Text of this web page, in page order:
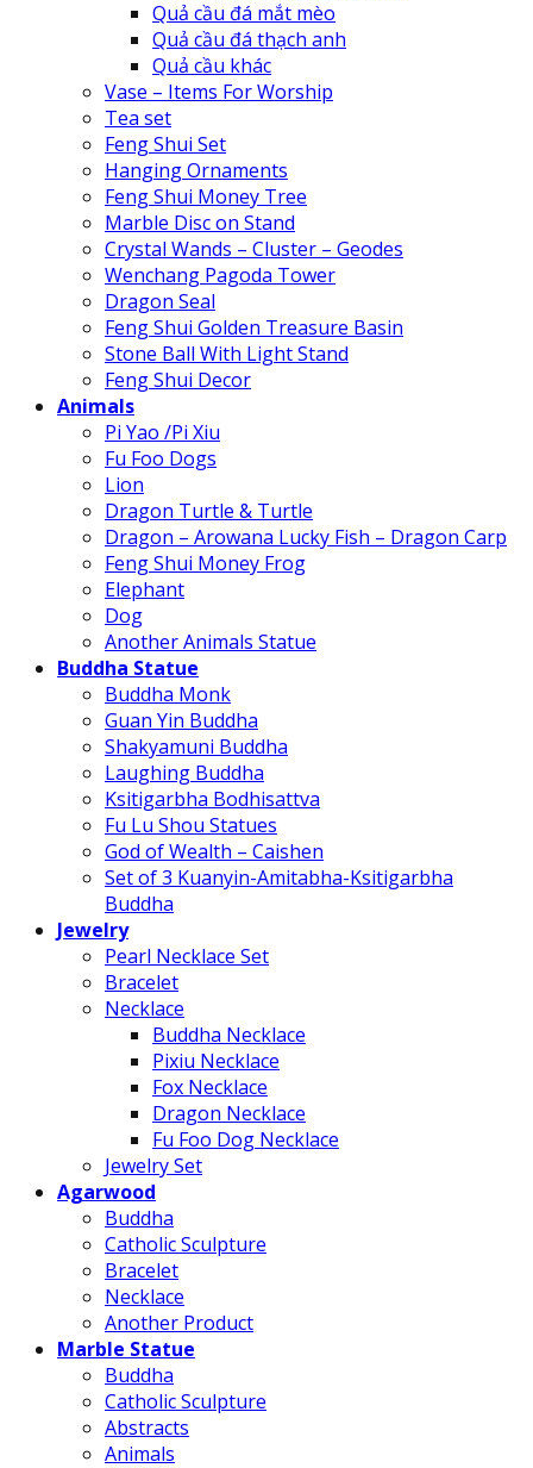
Quả cầu đá mắt mèo
Quả cầu đá thạch anh
Quả cầu khác
Vase – Items For Worship
Tea set
Feng Shui Set
Hanging Ornaments
Feng Shui Money Tree
Marble Disc on Stand
Crystal Wands – Cluster – Geodes
Wenchang Pagoda Tower
Dragon Seal
Feng Shui Golden Treasure Basin
Stone Ball With Light Stand
Feng Shui Decor
Animals
Pi Yao /Pi Xiu
Fu Foo Dogs
Lion
Dragon Turtle & Turtle
Dragon – Arowana Lucky Fish – Dragon Carp
Feng Shui Money Frog
Elephant
Dog
Another Animals Statue
Buddha Statue
Buddha Monk
Guan Yin Buddha
Shakyamuni Buddha
Laughing Buddha
Ksitigarbha Bodhisattva
Fu Lu Shou Statues
God of Wealth – Caishen
Set of 3 Kuanyin-Amitabha-Ksitigarbha
Buddha
Jewelry
Pearl Necklace Set
Bracelet
Necklace
Buddha Necklace
Pixiu Necklace
Fox Necklace
Dragon Necklace
Fu Foo Dog Necklace
Jewelry Set
Agarwood
Buddha
Catholic Sculpture
Bracelet
Necklace
Another Product
Marble Statue
Buddha
Catholic Sculpture
Abstracts
Animals